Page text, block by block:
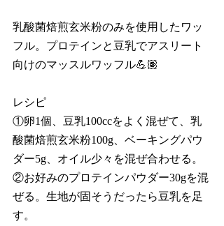
乳酸菌焙煎玄米粉のみを使用したワッ
フル。プロテインと豆乳でアスリート
向けのマッスルワッフル💪🏽
レシピ
①卵1個、豆乳100ccをよく混ぜて、乳
酸菌焙煎玄米粉100g、ベーキングパウ
ダー5g、オイル少々を混ぜ合わせる。
②お好みのプロテインパウダー30gを混
ぜる。生地が固そうだったら豆乳を足
す。